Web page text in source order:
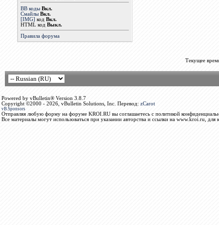
BB коды Вкл.
Смайлы Вкл.
[IMG] код Вкл.
HTML код Выкл.
Правила форума
Текущее
Powered by vBulletin® Version 3.8.7
Copyright ©2000 - 2026, vBulletin Solutions, Inc. Перевод: zCarot
vB.Sponsors
Отправляя любую форму на форуме KROI.RU вы соглашаетесь с политикой
Все материалы могут использоваться при указании авторства и ссылки на www.kroi.ru, для